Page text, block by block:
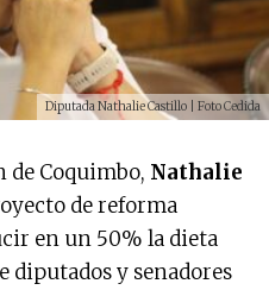
Diputada Nathalie Castillo | Foto Cedida
de Coquimbo, Nathalie
de reforma
en un 50% la dieta
diputados y senadores